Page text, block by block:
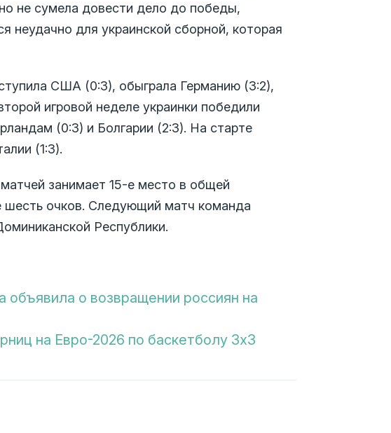
не сумела довести дело до победы,
неудачно для украинской сборной, которая
США (0:3), обыграла Германию (3:2),
игровой неделе украинки победили
(0:3) и Болгарии (2:3). На старте
(1:3).
занимает 15-е место в общей
шесть очков. Следующий матч команда
Республики.
о возвращении россиян на
на Евро-2026 по баскетболу 3х3